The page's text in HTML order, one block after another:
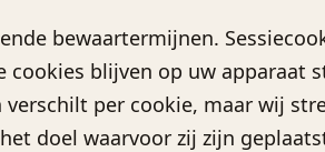
bewaartermijnen.
cookies blijven op uw
per cookie, maar wij
doel waarvoor zij zijn